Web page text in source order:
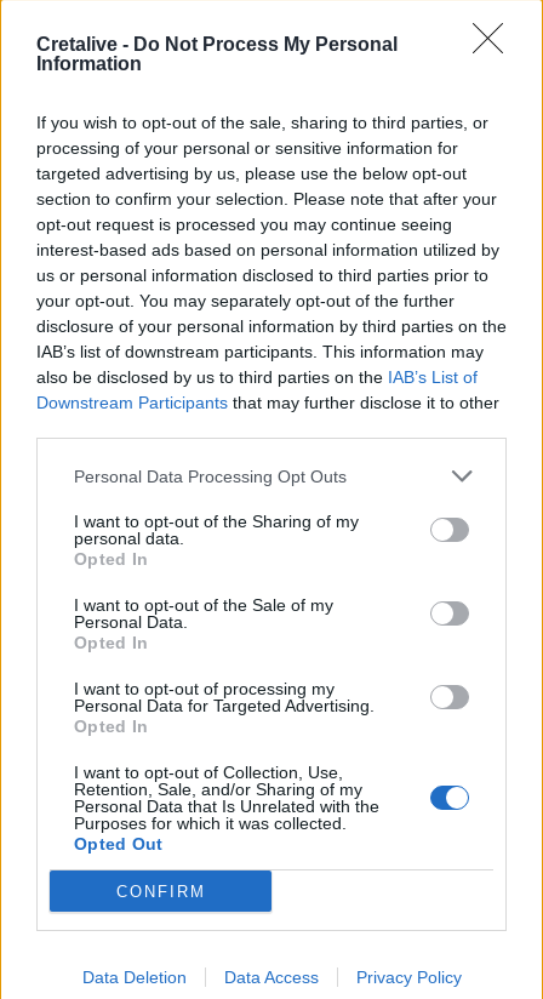
Cretalive - Do Not Process My Personal
Information
If you wish to opt-out of the sale, sharing to third parties, or
processing of your personal or sensitive information for
targeted advertising by us, please use the below opt-out
section to confirm your selection. Please note that after your
opt-out request is processed you may continue seeing
interest-based ads based on personal information utilized by
us or personal information disclosed to third parties prior to
your opt-out. You may separately opt-out of the further
disclosure of your personal information by third parties on the
IAB’s list of downstream participants. This information may
also be disclosed by us to third parties on the IAB’s List of
Downstream Participants that may further disclose it to other
Personal Data Processing Opt Outs
I want to opt-out of the Sharing of my
personal data.
Opted In
I want to opt-out of the Sale of my
Personal Data.
Opted In
I want to opt-out of processing my
Personal Data for Targeted Advertising.
Opted In
I want to opt-out of Collection, Use,
Retention, Sale, and/or Sharing of my
Personal Data that Is Unrelated with the
Purposes for which it was collected.
Opted Out
CONFIRM
Data Deletion Data Access Privacy Policy
22:03
πολύ υψηλός κίνδυνος πυρκαγιάς!
22:02
Σφοδρή επίθεση κατά Καρυστιανού-Γρατσία από πρώην
στελέχη: «Συνεχής εσωστρέφεια και τραγικά
επικοινωνιακά λάθη»
21:57
Ηράκλειο: "Σε άθλια κατάσταση το μνημείο πεσόντων
Εφέδρων Αξιωματικών στον Καράβολα"
ΕΛ.ΑΣ Κρήτη: Ποιοι αξιωματικοί προήχθησαν - Όλα τα
ΕΛ.ΑΣ Κρήτη: Ποιοι αξιωματικοί
προήχθησαν - Όλα τα ονόματα
Προσοχή! Ο ΕΦΚΑ… δαγκώνει τους ανυποψίαστους
ΕΙΔΑ-ΑΚΟΥΣΑ 10:17
Προσοχή! Ο ΕΦΚΑ… δαγκώνει τους
Προσοχή! Ο ΕΦΚΑ… δαγκώνει
Γιώργος Σφακιανάκης: Η παρέμβαση για το
18:05
Γιώργος Σφακιανάκης: Η
Γιώργος Σφακιανάκης: Η